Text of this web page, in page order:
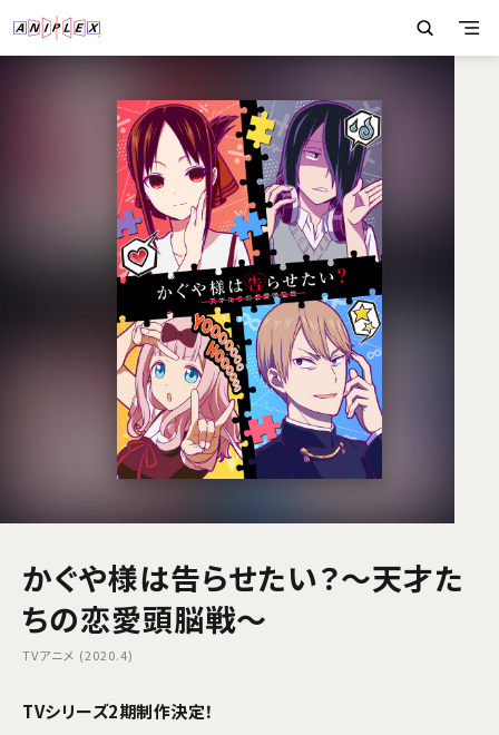
かぐや様は告らせたい？～天才た
ちの恋愛頭脳戦～
TVアニメ (2020.4)
TVシリーズ2期制作決定！